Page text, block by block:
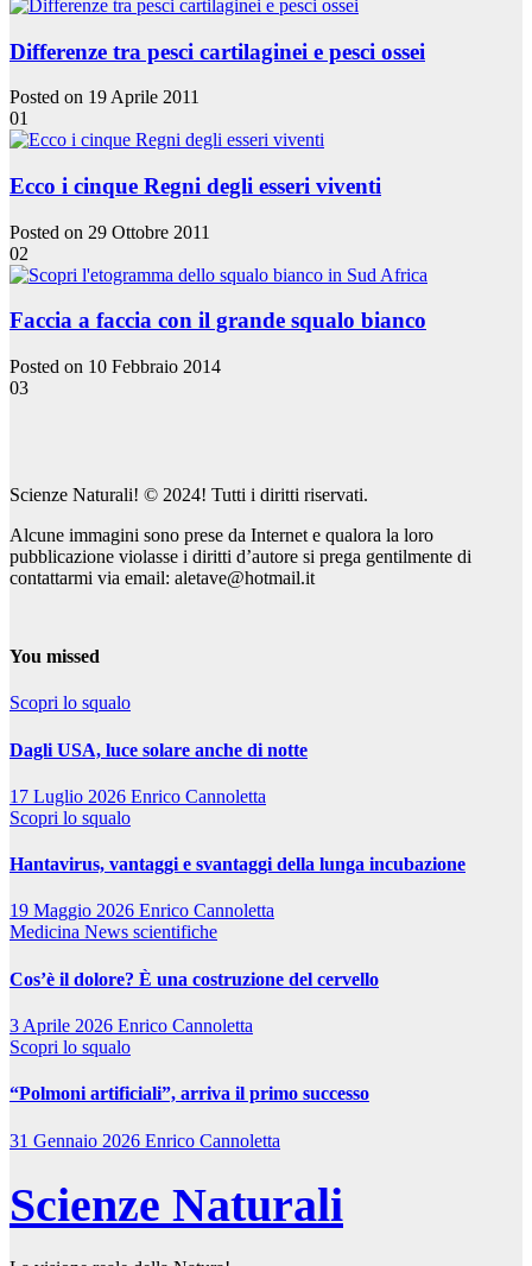
Differenze tra pesci cartilaginei e pesci ossei
Posted on 19 Aprile 2011
01
Ecco i cinque Regni degli esseri viventi
Posted on 29 Ottobre 2011
02
Faccia a faccia con il grande squalo bianco
Posted on 10 Febbraio 2014
03
Scienze Naturali! © 2024! Tutti i diritti riservati.
Alcune immagini sono prese da Internet e qualora la loro
pubblicazione violasse i diritti d’autore si prega gentilmente di
contattarmi via email: aletave@hotmail.it
You missed
Scopri lo squalo
Dagli USA, luce solare anche di notte
17 Luglio 2026 Enrico Cannoletta
Scopri lo squalo
Hantavirus, vantaggi e svantaggi della lunga incubazione
19 Maggio 2026 Enrico Cannoletta
Medicina News scientifiche
Cos’è il dolore? È una costruzione del cervello
3 Aprile 2026 Enrico Cannoletta
Scopri lo squalo
“Polmoni artificiali”, arriva il primo successo
31 Gennaio 2026 Enrico Cannoletta
Scienze Naturali